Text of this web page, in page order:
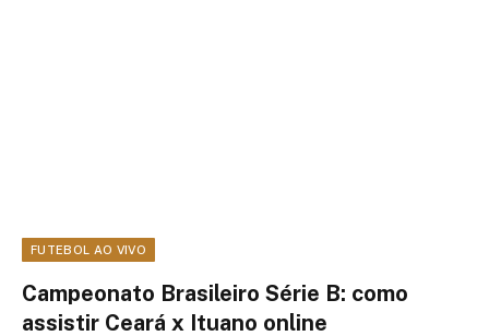
FUTEBOL AO VIVO
Campeonato Brasileiro Série B: como
assistir Ceará x Ituano online